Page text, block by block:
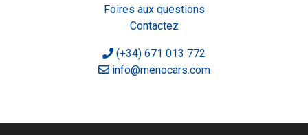
Foires aux questions
Contactez
(+34) 671 013 772
info@menocars.com